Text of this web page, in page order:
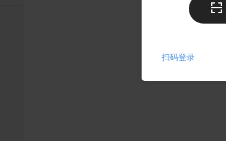
扫码登录